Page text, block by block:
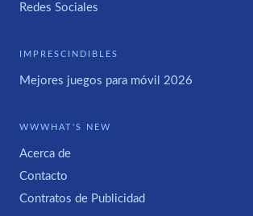
Redes Sociales
IMPRESCINDIBLES
Mejores juegos para móvil 2026
WWWHAT'S NEW
Acerca de
Contacto
Contratos de Publicidad